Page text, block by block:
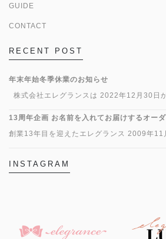
GUIDE
CONTACT
RECENT POST
年末年始冬季休業のお知らせ
株式会社エレグランスは 2022年12月30日
13周年企画 お名前を入れてお届けするオー
創業13年目を迎えたエレグランス 2009年11
INSTAGRAM